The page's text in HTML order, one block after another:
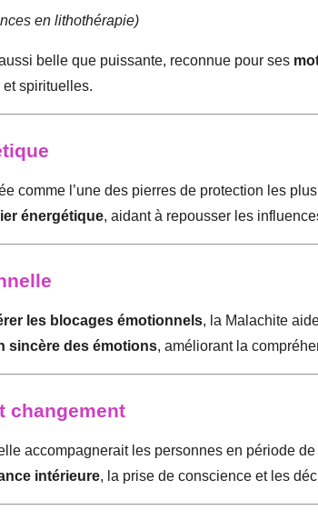
en lithothérapie)
belle que puissante, reconnue pour ses
spirituelles.
comme l’une des pierres de protection les
énergétique, aidant à repousser les
les blocages émotionnels, la Malachite
sincère des émotions, améliorant la
changement
accompagnerait les personnes en période de
intérieure, la prise de conscience et les